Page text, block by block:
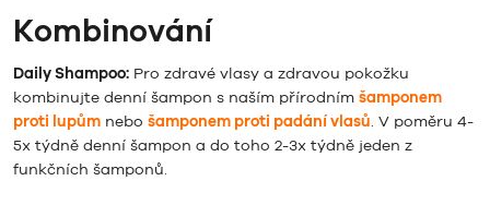
Kombinování
Daily Shampoo: Pro zdravé vlasy a zdravou pokožku
kombinujte denní šampon s naším přírodním šamponem
proti lupům nebo šamponem proti padání vlasů. V poměru 4-
5x týdně denní šampon a do toho 2-3x týdně jeden z
funkčních šamponů.